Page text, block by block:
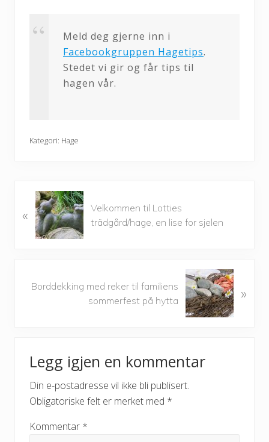
Meld deg gjerne inn i
Facebookgruppen Hagetips.
Stedet vi gir og får tips til
hagen vår.
Kategori: Hage
r
«
Velkommen til Lotties
trädgård/hage, en lise for sjelen
Borddekking med reker til familiens
sommerfest på hytta
»
Interactions
Legg igjen en kommentar
Din e-postadresse vil ikke bli publisert.
Obligatoriske felt er merket med *
Kommentar *